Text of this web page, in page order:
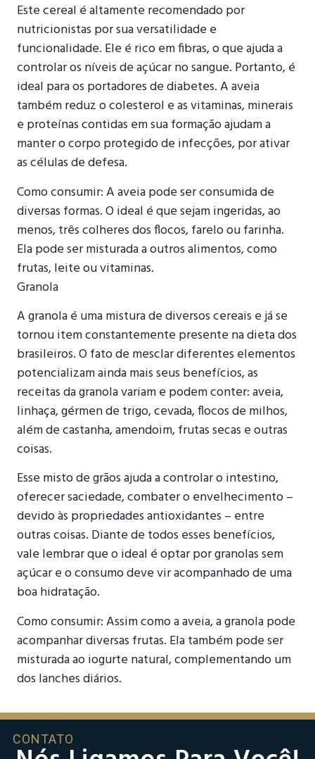
Este cereal é altamente recomendado por
nutricionistas por sua versatilidade e
funcionalidade. Ele é rico em fibras, o que ajuda a
controlar os níveis de açúcar no sangue. Portanto, é
ideal para os portadores de diabetes. A aveia
também reduz o colesterol e as vitaminas, minerais
e proteínas contidas em sua formação ajudam a
manter o corpo protegido de infecções, por ativar
as células de defesa.
Como consumir: A aveia pode ser consumida de
diversas formas. O ideal é que sejam ingeridas, ao
menos, três colheres dos flocos, farelo ou farinha.
Ela pode ser misturada a outros alimentos, como
frutas, leite ou vitaminas.
Granola
A granola é uma mistura de diversos cereais e já se
tornou item constantemente presente na dieta dos
brasileiros. O fato de mesclar diferentes elementos
potencializam ainda mais seus benefícios, as
receitas da granola variam e podem conter: aveia,
linhaça, gérmen de trigo, cevada, flocos de milhos,
além de castanha, amendoim, frutas secas e outras
coisas.
Esse misto de grãos ajuda a controlar o intestino,
oferecer saciedade, combater o envelhecimento –
devido às propriedades antioxidantes – entre
outras coisas. Diante de todos esses benefícios,
vale lembrar que o ideal é optar por granolas sem
açúcar e o consumo deve vir acompanhado de uma
boa hidratação.
Como consumir: Assim como a aveia, a granola pode
acompanhar diversas frutas. Ela também pode ser
misturada ao iogurte natural, complementando um
dos lanches diários.
CONTATO